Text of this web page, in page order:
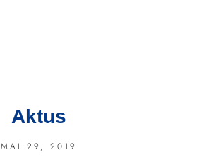
Aktus
MAI 29, 2019